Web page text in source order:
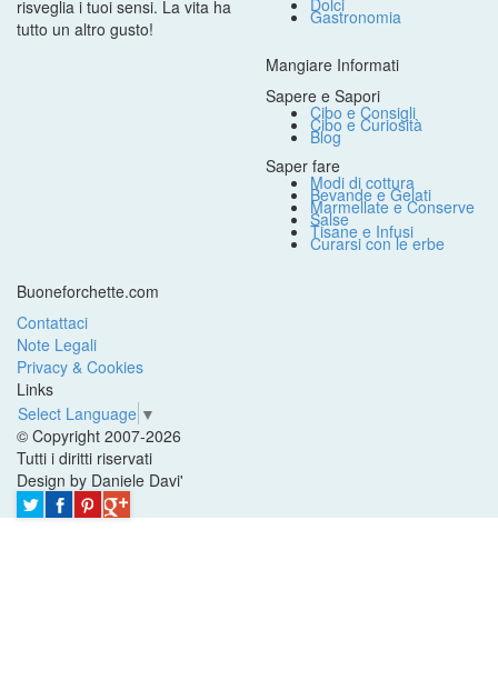
risveglia i tuoi sensi. La vita ha
tutto un altro gusto!
Dolci
Gastronomia
Mangiare Informati
Sapere e Sapori
Cibo e Consigli
Cibo e Curiosità
Blog
Saper fare
Modi di cottura
Bevande e Gelati
Marmellate e Conserve
Salse
Tisane e Infusi
Curarsi con le erbe
Buoneforchette.com
Contattaci
Note Legali
Privacy & Cookies
Links
Select Language ▼
© Copyright 2007-2026
Tutti i diritti riservati
Design by Daniele Davi'